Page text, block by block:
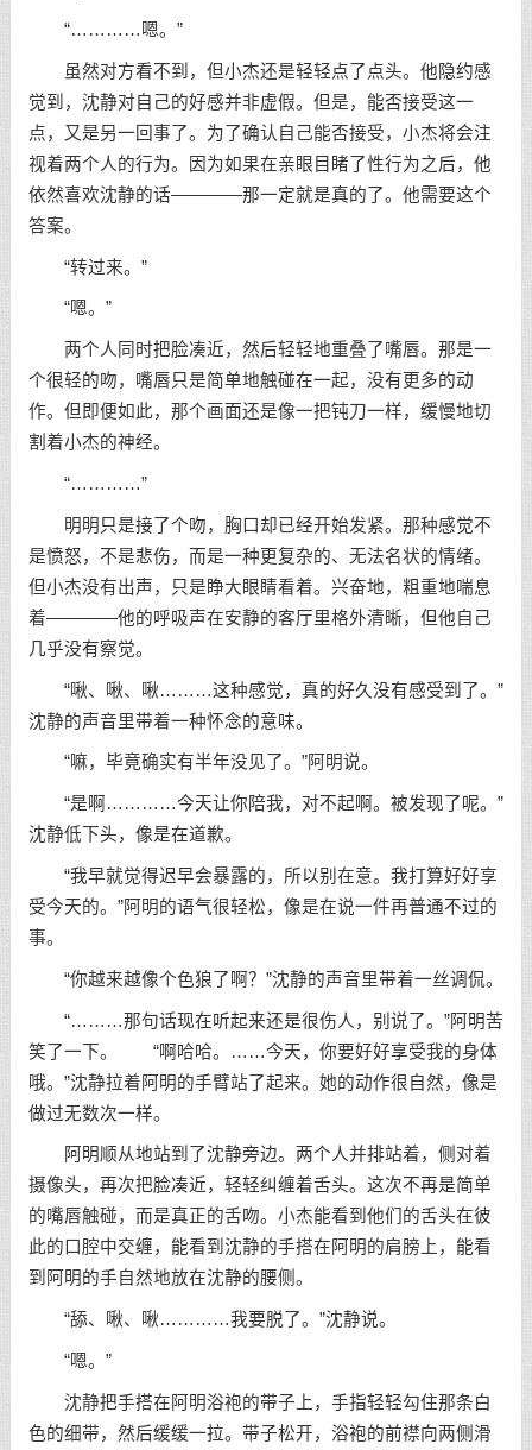
“…………嗯。”
虽然对方看不到，但小杰还是轻轻点了点头。他隐约感
觉到，沈静对自己的好感并非虚假。但是，能否接受这一
点，又是另一回事了。为了确认自己能否接受，小杰将会注
视着两个人的行为。因为如果在亲眼目睹了性行为之后，他
依然喜欢沈静的话————那一定就是真的了。他需要这个
答案。
“转过来。”
“嗯。”
两个人同时把脸凑近，然后轻轻地重叠了嘴唇。那是一
个很轻的吻，嘴唇只是简单地触碰在一起，没有更多的动
作。但即便如此，那个画面还是像一把钝刀一样，缓慢地切
割着小杰的神经。
“…………”
明明只是接了个吻，胸口却已经开始发紧。那种感觉不
是愤怒，不是悲伤，而是一种更复杂的、无法名状的情绪。
但小杰没有出声，只是睁大眼睛看着。兴奋地，粗重地喘息
着————他的呼吸声在安静的客厅里格外清晰，但他自己
几乎没有察觉。
“啾、啾、啾………这种感觉，真的好久没有感受到了。”
沈静的声音里带着一种怀念的意味。
“嘛，毕竟确实有半年没见了。”阿明说。
“是啊…………今天让你陪我，对不起啊。被发现了呢。”
沈静低下头，像是在道歉。
“我早就觉得迟早会暴露的，所以别在意。我打算好好享
受今天的。”阿明的语气很轻松，像是在说一件再普通不过的
事。
“你越来越像个色狼了啊？”沈静的声音里带着一丝调侃。
“………那句话现在听起来还是很伤人，别说了。”阿明苦
笑了一下。 “啊哈哈。……今天，你要好好享受我的身体
哦。”沈静拉着阿明的手臂站了起来。她的动作很自然，像是
做过无数次一样。
阿明顺从地站到了沈静旁边。两个人并排站着，侧对着
摄像头，再次把脸凑近，轻轻纠缠着舌头。这次不再是简单
的嘴唇触碰，而是真正的舌吻。小杰能看到他们的舌头在彼
此的口腔中交缠，能看到沈静的手搭在阿明的肩膀上，能看
到阿明的手自然地放在沈静的腰侧。
“舔、啾、啾…………我要脱了。”沈静说。
“嗯。”
沈静把手搭在阿明浴袍的带子上，手指轻轻勾住那条白
色的细带，然后缓缓一拉。带子松开，浴袍的前襟向两侧滑